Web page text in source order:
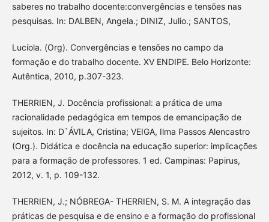
saberes no trabalho docente:convergências e tensões nas
pesquisas. In: DALBEN, Angela.; DINIZ, Julio.; SANTOS,
Lucíola. (Org). Convergências e tensões no campo da
formação e do trabalho docente. XV ENDIPE. Belo Horizonte:
Autêntica, 2010, p.307-323.
THERRIEN, J. Docência profissional: a prática de uma
racionalidade pedagógica em tempos de emancipação de
sujeitos. In: D`ÁVILA, Cristina; VEIGA, Ilma Passos Alencastro
(Org.). Didática e docência na educação superior: implicações
para a formação de professores. 1 ed. Campinas: Papirus,
2012, v. 1, p. 109-132.
THERRIEN, J.; NÓBREGA- THERRIEN, S. M. A integração das
práticas de pesquisa e de ensino e a formação do profissional